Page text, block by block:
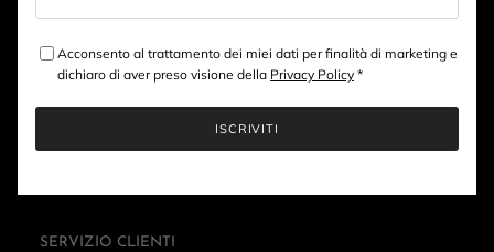
SERVIZIO CLIENTI
Acconsento al trattamento dei miei dati per finalità di marketing e
dichiaro di aver preso visione della Privacy Policy *
ISCRIVITI